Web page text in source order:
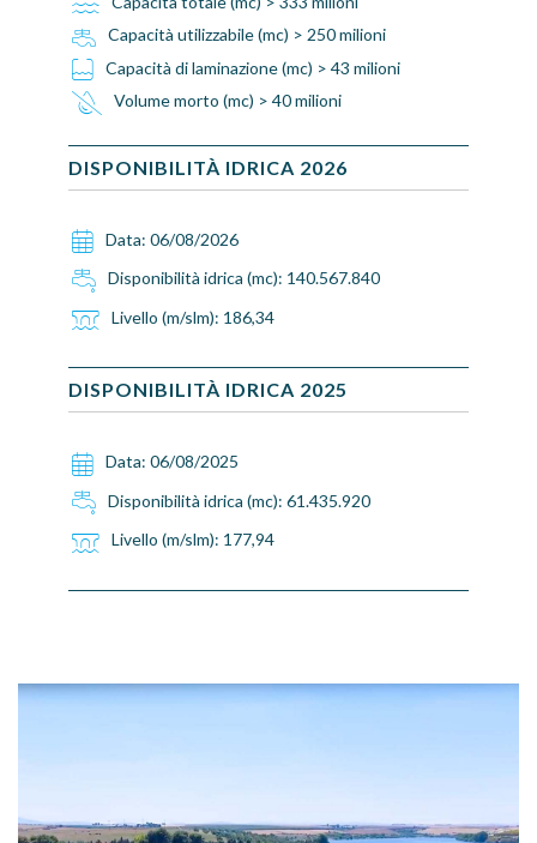
Capacità utilizzabile (mc) > 250 milioni
Capacità di laminazione (mc) > 43 milioni
Volume morto (mc) > 40 milioni
DISPONIBILITÀ IDRICA 2026
Data: 06/08/2026
Disponibilità idrica (mc): 140.567.840
Livello (m/slm): 186,34
DISPONIBILITÀ IDRICA 2025
Data: 06/08/2025
Disponibilità idrica (mc): 61.435.920
Livello (m/slm): 177,94